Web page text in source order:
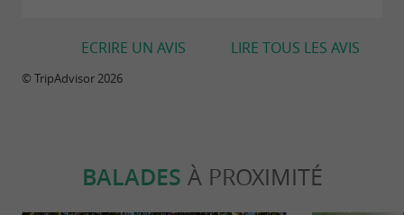
LIRE TOUS LES AVIS
ECRIRE UN AVIS
© TripAdvisor 2026
BALADES À PROXIMITÉ